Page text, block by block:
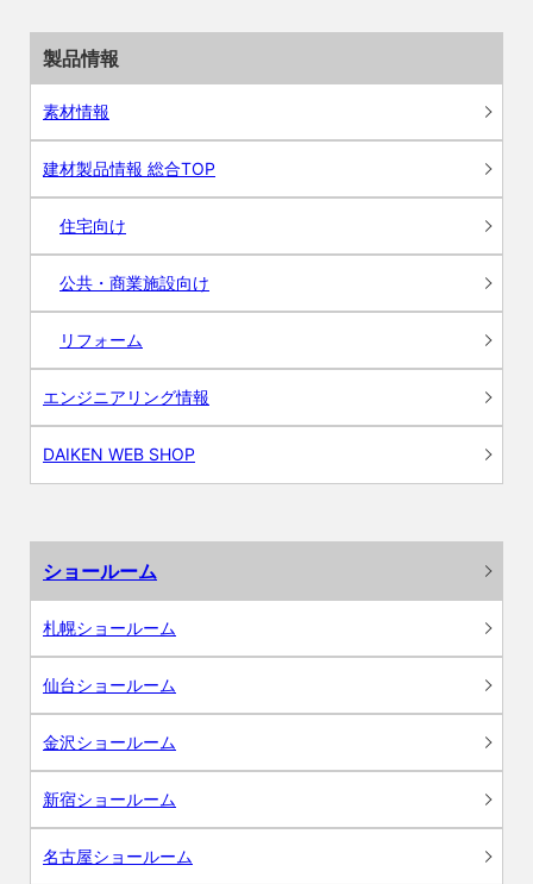
製品情報
素材情報
建材製品情報 総合TOP
住宅向け
公共・商業施設向け
リフォーム
エンジニアリング情報
DAIKEN WEB SHOP
ショールーム
札幌ショールーム
仙台ショールーム
金沢ショールーム
新宿ショールーム
名古屋ショールーム